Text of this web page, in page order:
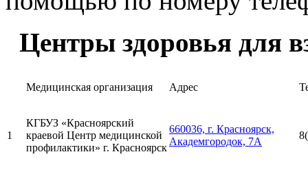
Центры здоровья для
Медицинская организация Адрес
1
КГБУЗ «Красноярский
краевой Центр медицинской
профилактики» г. Красноярск
660036, г. Красноярск,
Академгородок, 7А